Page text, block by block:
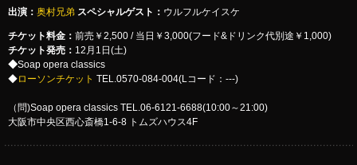
出演： 奥村兄弟 スペシャルゲスト： ウルフルケイスケ
チケット料金： 前売￥2,500 / 当日￥3,000(フード&ドリンク代別途￥1,000)
チケット発売： 12月1日(土)
◆Soap opera classics
◆ローソンチケット TEL.0570-084-004(Lコード：---)
（問)Soap opera classics TEL.06-6121-6688(10:00～21:00)
大阪市中央区西心斎橋1-6-8 トムズハウス4F